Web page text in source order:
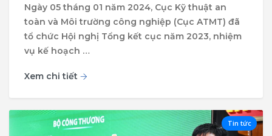
Ngày 05 tháng 01 năm 2024, Cục Kỹ thuật an
toàn và Môi trường công nghiệp (Cục ATMT) đã
tổ chức Hội nghị Tổng kết cục năm 2023, nhiệm
vụ kế hoạch …
Xem chi tiết
Tin tức